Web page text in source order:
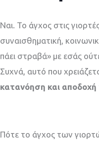
Ναι. Το άγχος στις γιορτές
συναισθηματική,
πάει στραβά» με εσάς
Συχνά, αυτό που
κατανόηση και αποδοχή
Πότε το άγχος των